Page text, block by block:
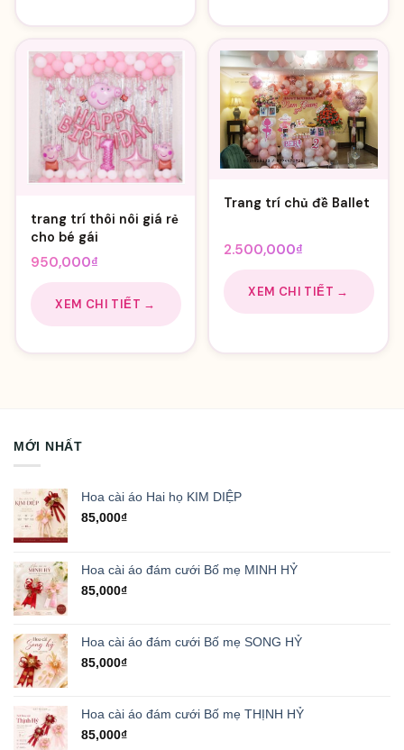
trang trí thôi nôi giá rẻ
cho bé gái
950,000₫
XEM CHI TIẾT →
Trang trí chủ đề Ballet
là:
3.000,000₫.
2.500,000₫Giá
hiện
tại
là:
XEM CHI TIẾT →
MỚI NHẤT
Hoa cài áo Hai họ KIM DIỆP
85,000₫
Hoa cài áo đám cưới Bố mẹ MINH HỶ
85,000₫
Hoa cài áo đám cưới Bố mẹ SONG HỶ
85,000₫
Hoa cài áo đám cưới Bố mẹ THỊNH HỶ
85,000₫